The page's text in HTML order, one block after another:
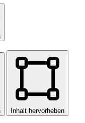
Inhalt hervorheben